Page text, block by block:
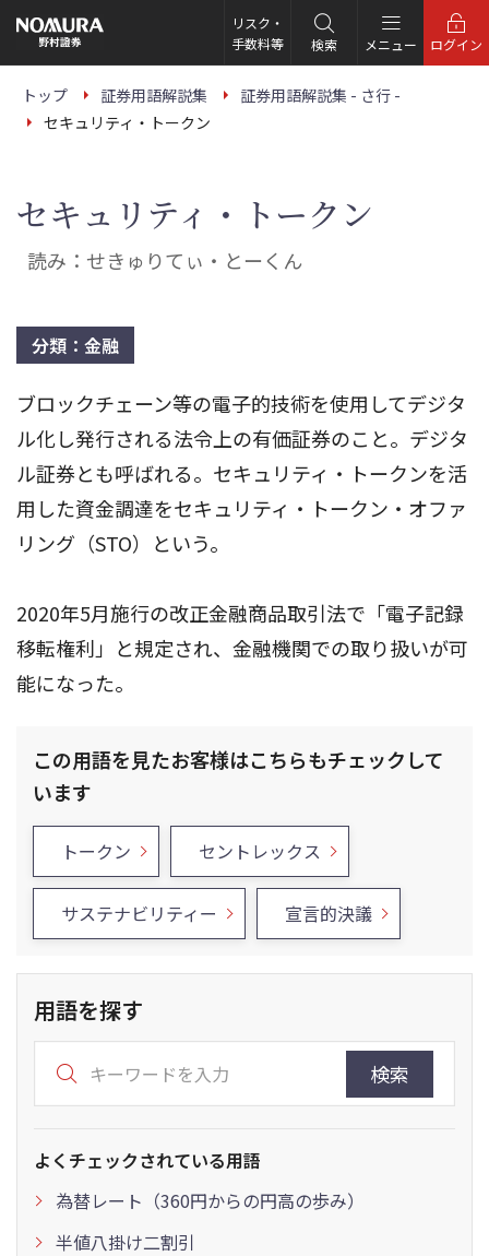
の
ー
リスク・
手数料等
検索 メニュー ログイン
トップ 証券用語解説集
証券用語解説集 - さ行 -
セキュリティ・トークン
セキュリティ・トークン
読み：せきゅりてぃ・とーくん
分類：金融
ブロックチェーン等の電子的技術を使用してデジタ
ル化し発行される法令上の有価証券のこと。デジタ
ル証券とも呼ばれる。セキュリティ・トークンを活
用した資金調達をセキュリティ・トークン・オファ
リング（STO）という。
2020年5月施行の改正金融商品取引法で「電子記録
移転権利」と規定され、金融機関での取り扱いが可
能になった。
この用語を見たお客様はこちらもチェックして
います
トークン セントレックス
サステナビリティー 宣言的決議
用語を探す
検索
よくチェックされている用語
為替レート（360円からの円高の歩み）
半値八掛け二割引